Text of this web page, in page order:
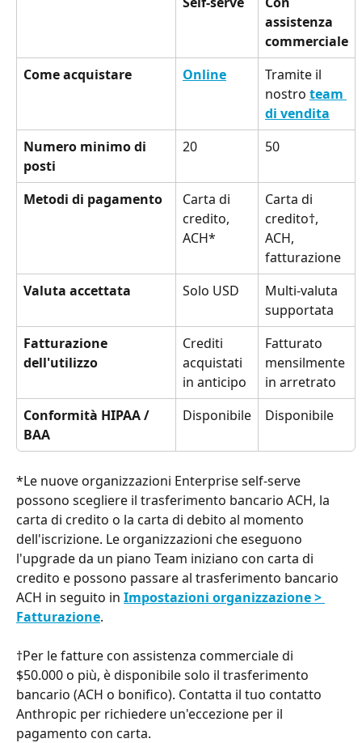
assistenza
commerciale
Come acquistare
Online
Tramite il
nostro team
di vendita
Numero minimo di
posti
20 50
Metodi di pagamento
Carta di
credito,
ACH*
Carta di
credito†,
ACH,
fatturazione
Valuta accettata
Solo USD
Multi-valuta
supportata
Fatturazione
dell'utilizzo
Crediti
acquistati
in anticipo
Fatturato
mensilmente
in arretrato
Conformità HIPAA /
BAA
Disponibile Disponibile
*Le nuove organizzazioni Enterprise self-serve
possono scegliere il trasferimento bancario ACH, la
carta di credito o la carta di debito al momento
dell'iscrizione. Le organizzazioni che eseguono
l'upgrade da un piano Team iniziano con carta di
credito e possono passare al trasferimento bancario
ACH in seguito in Impostazioni organizzazione >
Fatturazione.
†Per le fatture con assistenza commerciale di
$50.000 o più, è disponibile solo il trasferimento
bancario (ACH o bonifico). Contatta il tuo contatto
Anthropic per richiedere un'eccezione per il
pagamento con carta.